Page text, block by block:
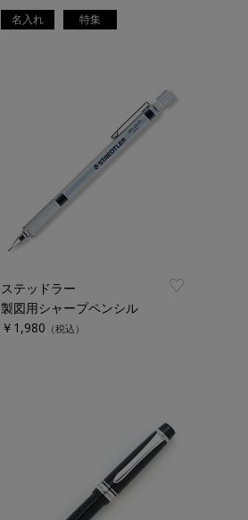
名入れ 特集
ステッドラー
製図用シャープペンシル
￥1,980 （税込）